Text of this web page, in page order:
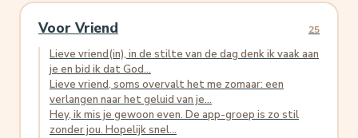
Voor Vriend 25
Lieve vriend(in), in de stilte van de dag denk ik vaak aan
je en bid ik dat God...
Lieve vriend, soms overvalt het me zomaar: een
verlangen naar het geluid van je...
Hey, ik mis je gewoon even. De app-groep is zo stil
zonder jou. Hopelijk snel...